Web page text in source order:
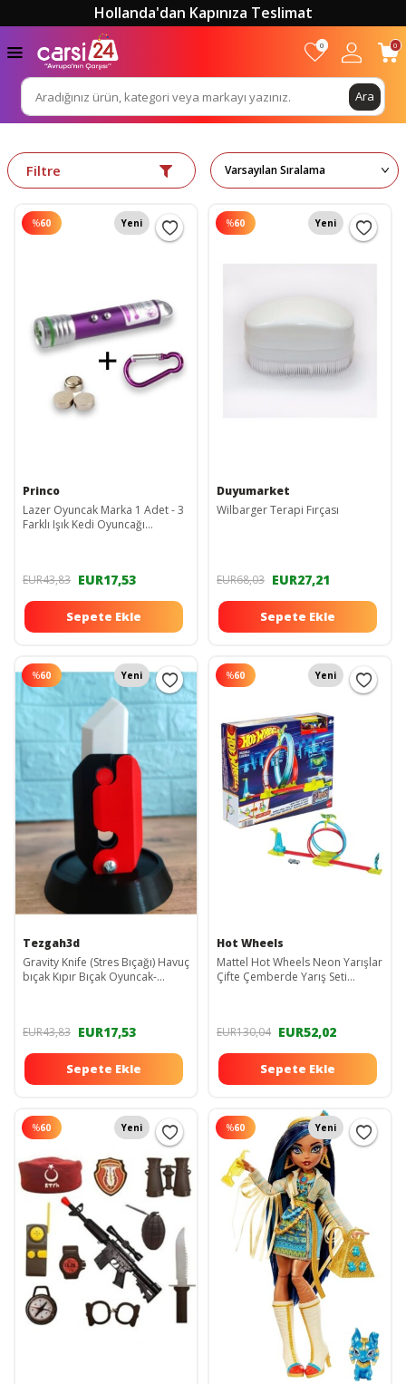
Hollanda'dan Kapınıza Teslimat
Ara
0 0
Filtre
%60 Yeni
Princo
Lazer Oyuncak Marka 1 Adet - 3
Farklı Işık Kedi Oyuncağı
EUR43,83 EUR17,53
Sepete Ekle
%60 Yeni
Duyumarket
Wilbarger Terapi Fırçası
EUR68,03 EUR27,21
Sepete Ekle
%60 Yeni
Tezgah3d
Gravity Knife (Stres Bıçağı) Havuç
bıçak Kıpır Bıçak Oyuncak-
EUR43,83 EUR17,53
Sepete Ekle
%60 Yeni
Hot Wheels
Mattel Hot Wheels Neon Yarışlar
Çifte Çemberde Yarış Seti
EUR130,04 EUR52,02
Sepete Ekle
%60 Yeni %60 Yeni